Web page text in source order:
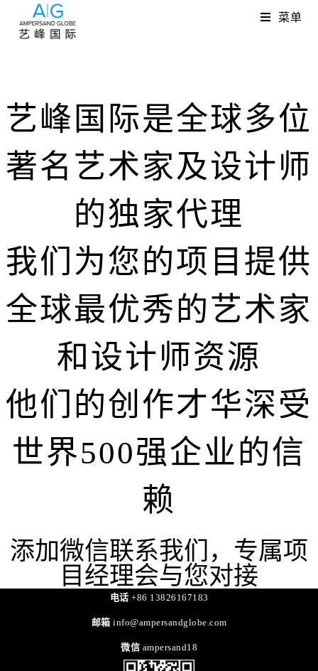
菜单
艺峰国际是全球多位
著名艺术家及设计师
的独家代理
我们为您的项目提供
全球最优秀的艺术家
和设计师资源
他们的创作才华深受
世界500强企业的信
赖
添加微信联系我们，专属项
目经理会与您对接
电话 +86 13826167183
邮箱 info@ampersandglobe.com
微信 ampersand18